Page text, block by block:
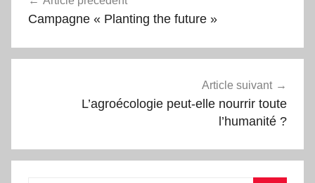
deCampagne « Planting the future »
Article suivant
L’agroécologie peut-elle nourrir toute
l’humanité ?